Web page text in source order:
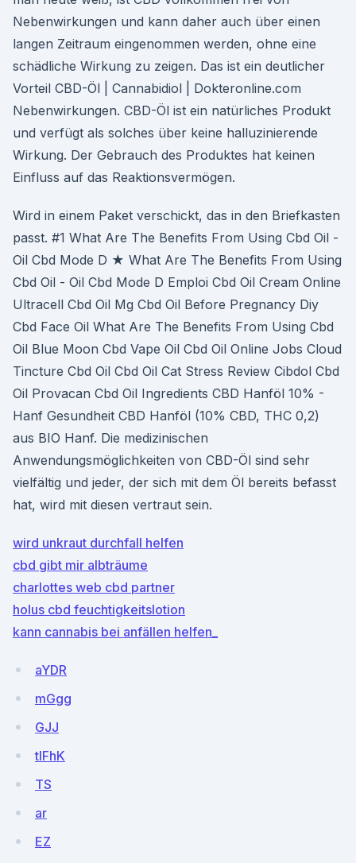
Nebenwirkungen und kann daher auch über einen
langen Zeitraum eingenommen werden, ohne eine
schädliche Wirkung zu zeigen. Das ist ein deutlicher
Vorteil CBD-Öl | Cannabidiol | Dokteronline.com
Nebenwirkungen. CBD-Öl ist ein natürliches Produkt
und verfügt als solches über keine halluzinierende
Wirkung. Der Gebrauch des Produktes hat keinen
Einfluss auf das Reaktionsvermögen.
Wird in einem Paket verschickt, das in den Briefkasten
passt. #1 What Are The Benefits From Using Cbd Oil -
Oil Cbd Mode D ★ What Are The Benefits From Using
Cbd Oil - Oil Cbd Mode D Emploi Cbd Oil Cream Online
Ultracell Cbd Oil Mg Cbd Oil Before Pregnancy Diy
Cbd Face Oil What Are The Benefits From Using Cbd
Oil Blue Moon Cbd Vape Oil Cbd Oil Online Jobs Cloud
Tincture Cbd Oil Cbd Oil Cat Stress Review Cibdol Cbd
Oil Provacan Cbd Oil Ingredients CBD Hanföl 10% -
Hanf Gesundheit CBD Hanföl (10% CBD, THC 0,2)
aus BIO Hanf. Die medizinischen
Anwendungsmöglichkeiten von CBD-Öl sind sehr
vielfältig und jeder, der sich mit dem Öl bereits befasst
hat, wird mit diesen vertraut sein.
wird unkraut durchfall helfen
cbd gibt mir albträume
charlottes web cbd partner
holus cbd feuchtigkeitslotion
kann cannabis bei anfällen helfen_
aYDR
mGgg
GJJ
tIFhK
TS
ar
EZ